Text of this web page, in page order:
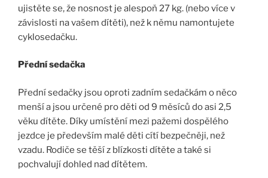
ujistěte se, že nosnost je alespoň 27 kg. (nebo více v
závislosti na vašem dítěti), než k němu namontujete
cyklosedačku.
Přední sedačka
Přední sedačky jsou oproti zadním sedačkám o něco
menší a jsou určené pro děti od 9 měsíců do asi 2,5
věku dítěte. Díky umístění mezi pažemi dospělého
jezdce je především malé děti cítí bezpečněji, než
vzadu. Rodiče se těší z blízkosti dítěte a také si
pochvalují dohled nad dítětem.